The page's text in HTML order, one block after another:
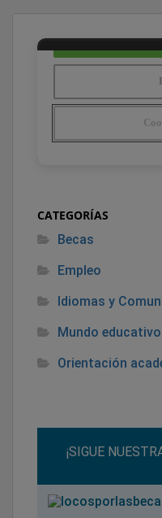
CATEGORÍAS
Becas
Empleo
Idiomas y
Mundo educativo
Orientación
¡SIGUE